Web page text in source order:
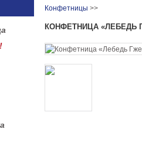
Конфетницы >>
КОНФЕТНИЦА «ЛЕБЕДЬ